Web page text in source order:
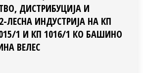
ДИСТРИБУЦИЈА И
ЛЕСНА ИНДУСТРИЈА НА КП
1 И КП 1016/1 КО БАШИНО
ВЕЛЕС